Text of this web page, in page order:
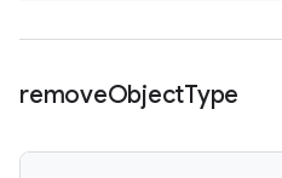
removeObjectType